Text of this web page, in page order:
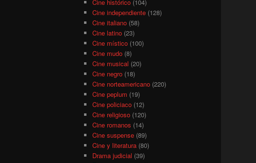
Cine histórico(104)
Cine independiente(128)
Cine italiano(58)
Cine latino(23)
Cine místico(100)
Cine mudo(8)
Cine musical (20)
Cine negro(18)
Cine norteamericano(220)
Cine peplum (19)
Cine policiaco(12)
Cine religioso(120)
Cine romanos (14)
Cine suspense(89)
Cine y literatura(80)
Drama judicial (39)